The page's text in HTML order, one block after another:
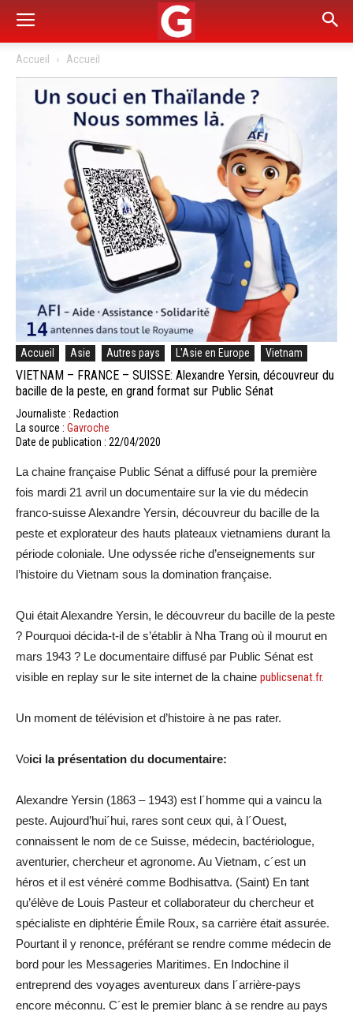
Accueil Accueil
Accueil Asie Autres pays L'Asie en Europe Vietnam
VIETNAM – FRANCE – SUISSE: Alexandre Yersin, découvreur du
bacille de la peste, en grand format sur Public Sénat
Journaliste : Redaction
La source : Gavroche
Date de publication : 22/04/2020
La chaine française Public Sénat a diffusé pour la première
fois mardi 21 avril un documentaire sur la vie du médecin
franco-suisse Alexandre Yersin, découvreur du bacille de la
peste et explorateur des hauts plateaux vietnamiens durant la
période coloniale. Une odyssée riche d’enseignements sur
l’histoire du Vietnam sous la domination française.
Qui était Alexandre Yersin, le découvreur du bacille de la peste
? Pourquoi décida-t-il de s’établir à Nha Trang où il mourut en
mars 1943 ? Le documentaire diffusé par Public Sénat est
visible en replay sur le site internet de la chaine publicsenat.fr.
Un moment de télévision et d’histoire à ne pas rater.
Voici la présentation du documentaire:
Alexandre Yersin (1863 – 1943) est l´homme qui a vaincu la
peste. Aujourd’hui´hui, rares sont ceux qui, à l´Ouest,
connaissent le nom de ce Suisse, médecin, bactériologue,
aventurier, chercheur et agronome. Au Vietnam, c´est un
héros et il est vénéré comme Bodhisattva. (Saint) En tant
qu’élève de Louis Pasteur et collaborateur du chercheur et
spécialiste en diphtérie Émile Roux, sa carrière était assurée.
Pourtant il y renonce, préférant se rendre comme médecin de
bord pour les Messageries Maritimes. En Indochine il
entreprend des voyages aventureux dans l´arrière-pays
encore méconnu. C´est le premier blanc à se rendre au pays